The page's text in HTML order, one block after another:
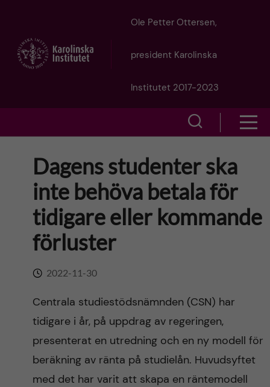
t
Ole Petter Ottersen,
president Karolinska
Institutet 2017-2023
o
w
s
c
h
f
i
w
n
Dagens studenter ska
inte behöva betala för
tidigare eller kommande
förluster
2022-11-30
Centrala studiestödsnämnden (CSN) har
tidigare i år, på uppdrag av regeringen,
presenterat en utredning och en ny modell för
beräkning av ränta på studielån. Huvudsyftet
med det har varit att skapa en räntemodell